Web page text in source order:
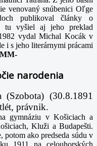
venovaný snúbenici Oľge
publikoval články o
tu vyšiel aj jeho preklad
vydal Michal Kocák v
i s jeho literárnymi prácami
MM-
narodenia
(Szobota) (30.8.1891
právnik.
gymnáziu v Košiciach a
Kluži a Budapešti.
potom ako predseda súdu v